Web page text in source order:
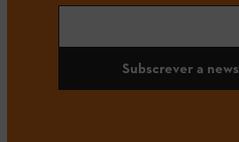
Subscrever a